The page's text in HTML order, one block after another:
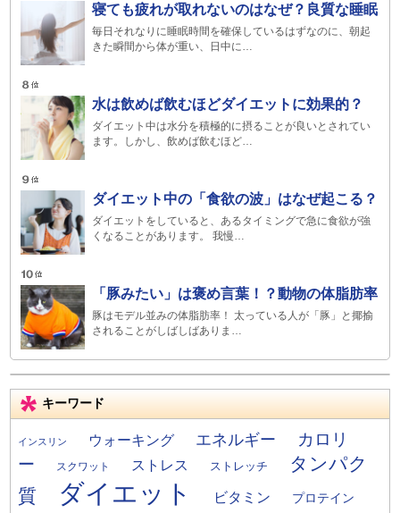
寝ても疲れが取れないのはなぜ？良質な睡眠
毎日それなりに睡眠時間を確保しているはずなのに、朝起
きた瞬間から体が重い、日中に…
水は飲めば飲むほどダイエットに効果的？
ダイエット中は水分を積極的に摂ることが良いとされてい
ます。しかし、飲めば飲むほど…
ダイエット中の「食欲の波」はなぜ起こる？
ダイエットをしていると、あるタイミングで急に食欲が強
くなることがあります。 我慢…
「豚みたい」は褒め言葉！？動物の体脂肪率
豚はモデル並みの体脂肪率！ 太っている人が「豚」と揶揄
されることがしばしばありま…
キーワード
インスリン ウォーキング エネルギー
カロリ
ー
スクワット ストレス ストレッチ
タンパク
質
ダイエット ビタミン プロテイン